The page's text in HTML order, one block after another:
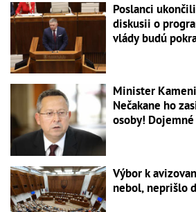
Poslanci
diskusii o
vlády budú
Minister
Nečakane ho
osoby!
Výbor k
nebol, neprišlo